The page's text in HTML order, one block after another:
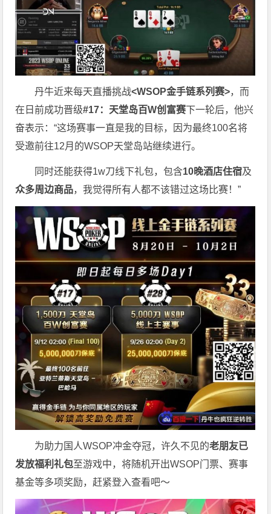
丹牛近来每天直播挑战<WSOP金手链系列赛>，而
在日前成功晋级#17：天堂岛百W创富赛下一轮后，他兴
奋表示：“这场赛事一直是我的目标，因为最终100名将
受邀前往12月的WSOP天堂岛站继续进行。
同时还能获得1w刀线下礼包，包含10晚酒店住宿及
众多周边商品，我觉得所有人都不该错过这场比赛！”
为助力国人WSOP冲金夺冠，许久不见的老朋友已
发放福利礼包至游戏中，将随机开出WSOP门票、赛事
基金等多项奖励，赶紧登入查看吧～